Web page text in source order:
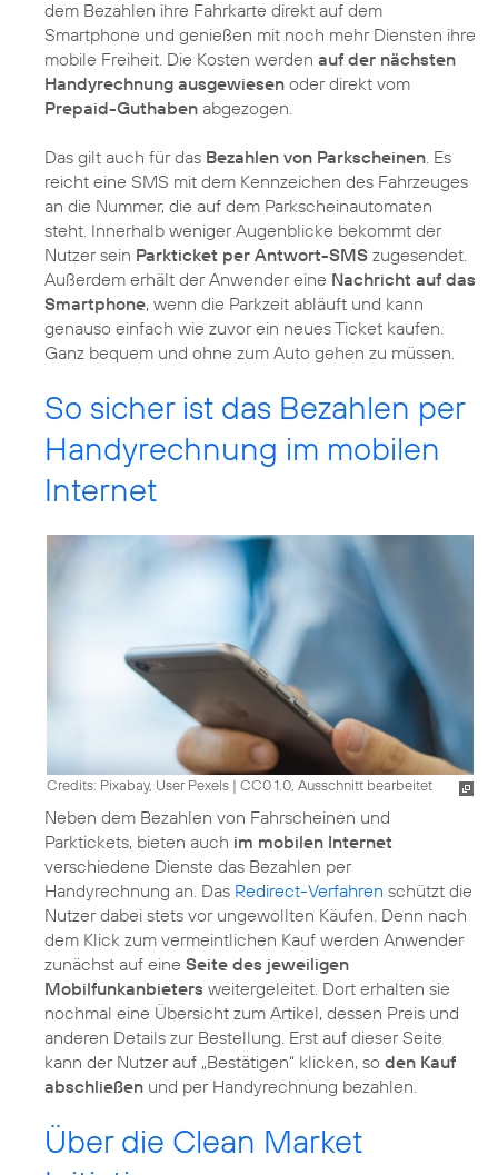
dem Bezahlen ihre Fahrkarte direkt auf dem
Smartphone und genießen mit noch mehr Diensten ihre
mobile Freiheit. Die Kosten werden auf der nächsten
Handyrechnung ausgewiesen oder direkt vom
Prepaid-Guthaben abgezogen.
Das gilt auch für das Bezahlen von Parkscheinen . Es
reicht eine SMS mit dem Kennzeichen des Fahrzeuges
an die Nummer, die auf dem Parkscheinautomaten
steht. Innerhalb weniger Augenblicke bekommt der
Nutzer sein Parkticket per Antwort-SMS zugesendet.
Außerdem erhält der Anwender eine Nachricht auf das
Smartphone, wenn die Parkzeit abläuft und kann
genauso einfach wie zuvor ein neues Ticket kaufen.
Ganz bequem und ohne zum Auto gehen zu müssen.
So sicher ist das Bezahlen per
Handyrechnung im mobilen
Internet
Credits: Pixabay, User Pexels | CC0 1.0, Ausschnitt bearbeitet
Neben dem Bezahlen von Fahrscheinen und
Parktickets, bieten auch im mobilen Internet
verschiedene Dienste das Bezahlen per
Handyrechnung an. Das Redirect-Verfahren schützt die
Nutzer dabei stets vor ungewollten Käufen. Denn nach
dem Klick zum vermeintlichen Kauf werden Anwender
zunächst auf eine Seite des jeweiligen
Mobilfunkanbieters weitergeleitet. Dort erhalten sie
nochmal eine Übersicht zum Artikel, dessen Preis und
anderen Details zur Bestellung. Erst auf dieser Seite
kann der Nutzer auf „Bestätigen“ klicken, so den Kauf
abschließen und per Handyrechnung bezahlen.
Über die Clean Market